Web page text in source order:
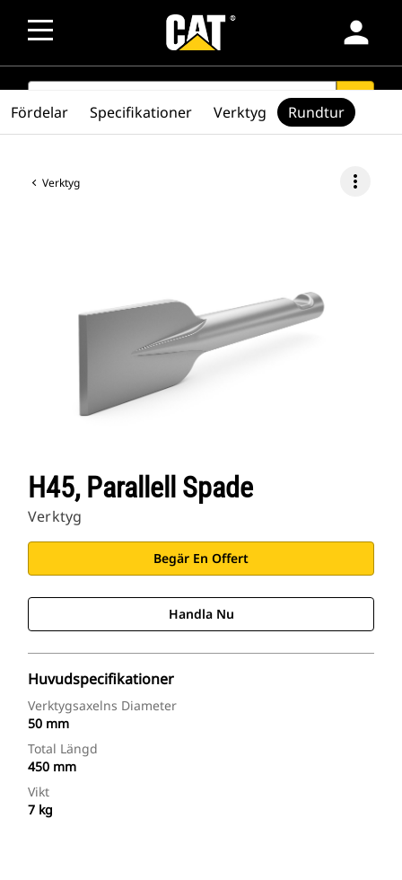
person
SEARCH search
Verktyg more_vert
H45, Parallell Spade
Verktyg
Begär En Offert
Handla Nu
Huvudspecifikationer
Verktygsaxelns Diameter
50 mm
Total Längd
450 mm
Vikt
7 kg
Fördelar Specifikationer Verktyg Rundtur